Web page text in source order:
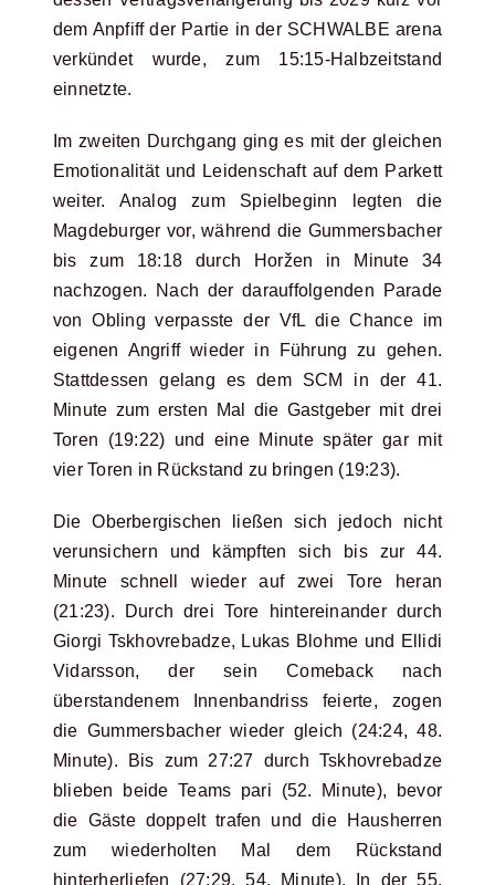
dem Anpfiff der Partie in der SCHWALBE arena
verkündet wurde, zum 15:15-Halbzeitstand
einnetzte.
Im zweiten Durchgang ging es mit der gleichen
Emotionalität und Leidenschaft auf dem Parkett
weiter. Analog zum Spielbeginn legten die
Magdeburger vor, während die Gummersbacher
bis zum 18:18 durch Horžen in Minute 34
nachzogen. Nach der darauffolgenden Parade
von Obling verpasste der VfL die Chance im
eigenen Angriff wieder in Führung zu gehen.
Stattdessen gelang es dem SCM in der 41.
Minute zum ersten Mal die Gastgeber mit drei
Toren (19:22) und eine Minute später gar mit
vier Toren in Rückstand zu bringen (19:23).
Die Oberbergischen ließen sich jedoch nicht
verunsichern und kämpften sich bis zur 44.
Minute schnell wieder auf zwei Tore heran
(21:23). Durch drei Tore hintereinander durch
Giorgi Tskhovrebadze, Lukas Blohme und Ellidi
Vidarsson, der sein Comeback nach
überstandenem Innenbandriss feierte, zogen
die Gummersbacher wieder gleich (24:24, 48.
Minute). Bis zum 27:27 durch Tskhovrebadze
blieben beide Teams pari (52. Minute), bevor
die Gäste doppelt trafen und die Hausherren
zum wiederholten Mal dem Rückstand
hinterherliefen (27:29, 54. Minute). In der 55.